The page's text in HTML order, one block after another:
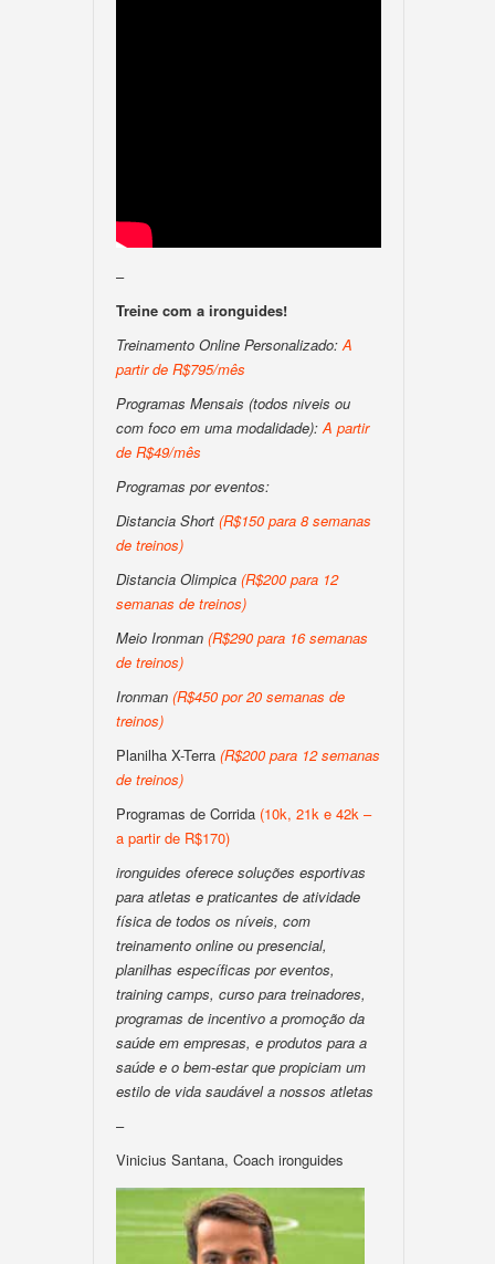
–
Treine com a ironguides!
Treinamento Online Personalizado:A
partir de R$795/mês
Programas Mensais (todos niveis ou
com foco em uma modalidade):A partir
de R$49/mês
Programas por eventos:
Distancia Short (R$150 para 8 semanas
de treinos)
Distancia Olimpica (R$200 para 12
semanas de treinos)
Meio Ironman (R$290 para 16 semanas
de treinos)
Ironman (R$450 por 20 semanas de
treinos)
Planilha X-Terra (R$200 para 12 semanas
de treinos)
Programas de Corrida (10k, 21k e 42k –
a partir de R$170)
ironguides oferece soluções esportivas
para atletas e praticantes de atividade
física de todos os níveis, com
treinamento online ou presencial,
planilhas específicas por eventos,
training camps, curso para treinadores,
programas de incentivo a promoção da
saúde em empresas, e produtos para a
saúde e o bem-estar que propiciam um
estilo de vida saudável a nossos atletas
–
Vinicius Santana, Coach ironguides